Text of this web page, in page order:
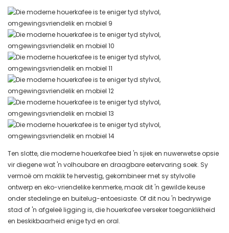
Ten slotte, die moderne houerkafee bied 'n sjiek en nuwerwetse opsie
vir diegene wat 'n volhoubare en draagbare eetervaring soek. Sy
vermoë om maklik te hervestig, gekombineer met sy stylvolle
ontwerp en eko-vriendelike kenmerke, maak dit 'n gewilde keuse
onder stedelinge en buitelug-entoesiaste. Of dit nou 'n bedrywige
stad of 'n afgeleë ligging is, die houerkafee verseker toeganklikheid
en beskikbaarheid enige tyd en oral.